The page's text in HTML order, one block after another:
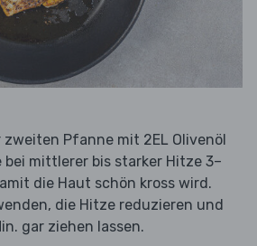
zweiten Pfanne mit 2EL Olivenöl
mittlerer bis starker Hitze 3–
die Haut schön kross wird.
die Hitze reduzieren und
gar ziehen lassen.